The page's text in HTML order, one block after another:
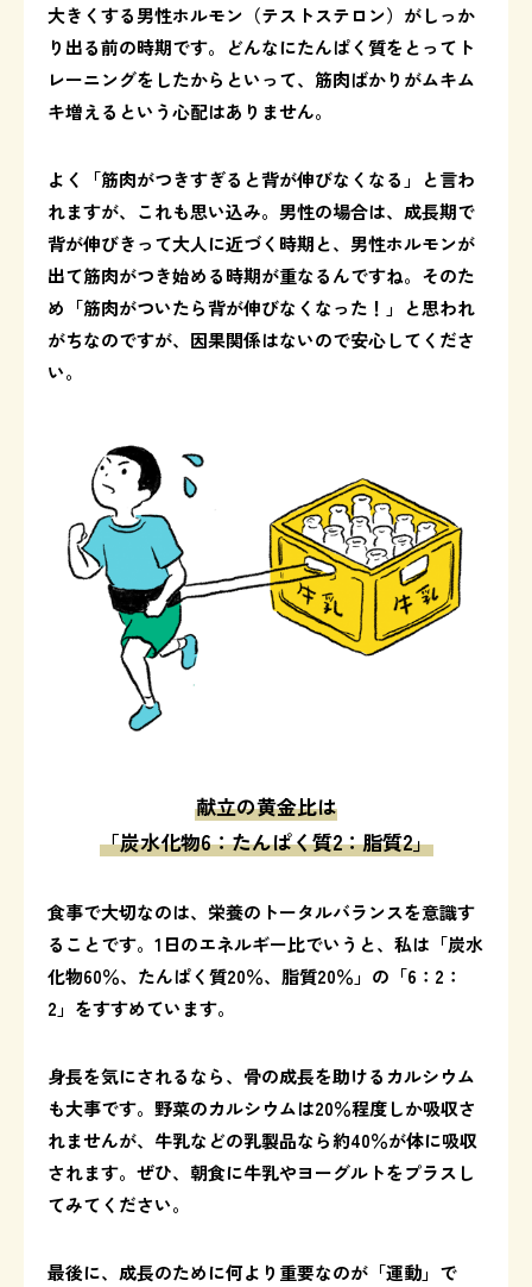
大きくする男性ホルモン（テストステロン）がしっか
り出る前の時期です。どんなにたんぱく質をとってト
レーニングをしたからといって、筋肉ばかりがムキム
キ増えるという心配はありません。
よく「筋肉がつきすぎると背が伸びなくなる」と言わ
れますが、これも思い込み。男性の場合は、成長期で
背が伸びきって大人に近づく時期と、男性ホルモンが
出て筋肉がつき始める時期が重なるんですね。そのた
め「筋肉がついたら背が伸びなくなった！」と思われ
がちなのですが、因果関係はないので安心してくださ
い。
献立の黄金比は
「炭水化物6：たんぱく質2：脂質2」
食事で大切なのは、栄養のトータルバランスを意識す
ることです。1日のエネルギー比でいうと、私は「炭水
化物60％、たんぱく質20％、脂質20％」の「6：2：
2」をすすめています。
身長を気にされるなら、骨の成長を助けるカルシウム
も大事です。野菜のカルシウムは20％程度しか吸収さ
れませんが、牛乳などの乳製品なら約40％が体に吸収
されます。ぜひ、朝食に牛乳やヨーグルトをプラスし
てみてください。
最後に、成長のために何より重要なのが「運動」で